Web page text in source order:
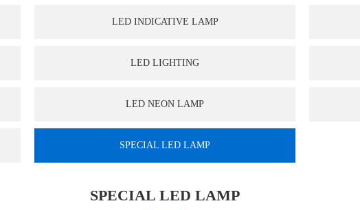
LED INDICATIVE LAMP
LED LIGHTING
LED NEON LAMP
SPECIAL LED LAMP
SPECIAL LED LAMP